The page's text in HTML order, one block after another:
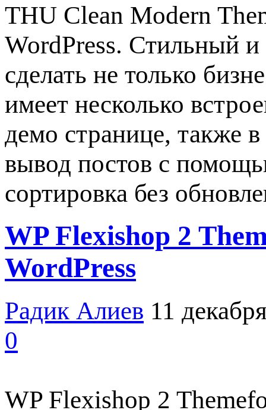
THU Clean Modern
WordPress. Стильный
сделать не только
имеет несколько
демо странице, также
вывод постов с
сортировка без
WP Flexishop 2
WordPress
Радик Алиев 11
0
WP Flexishop 2